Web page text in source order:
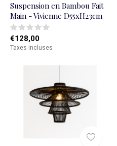
Suspension en Bambou Fait
Main - Vivienne D55xH23cm
€128,00
Taxes incluses